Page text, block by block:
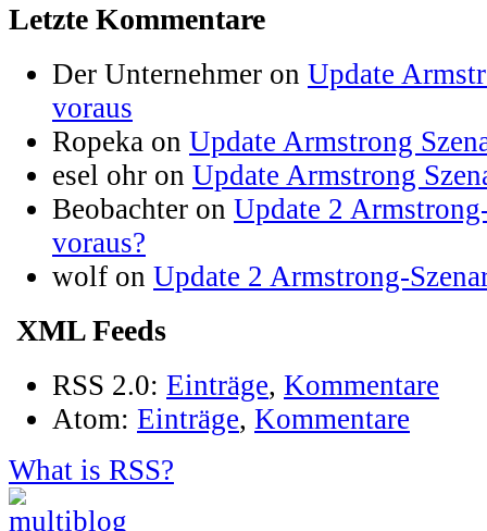
Letzte Kommentare
Der Unternehmer on Update
voraus
Ropeka on Update Armstrong
esel ohr on Update Armstrong
Beobachter on Update 2
voraus?
wolf on Update 2 Armstrong-
XML Feeds
RSS 2.0: Einträge, Kommentare
Atom: Einträge, Kommentare
What is RSS?